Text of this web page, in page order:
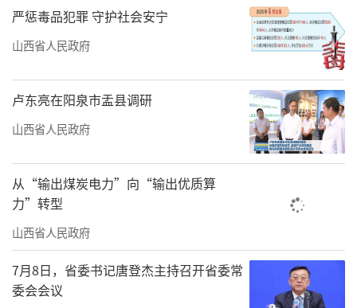
维。
会议由中国中西医结合学会主办，山西中
医药大学、中国中西医结合学会风湿类疾病专
业委员会、山西省中西医结合学会风湿病专业
委员会、中国中药协会风湿免疫病药物研究专
业委员会联合承办。会议共设五个会场，分别
从临床研究、基础研究、慢病管理与护理研究
等方面总结成果、交流经验，主要涉及风湿免
疫性疾病中西医结合临床研究进展等内容。
“这次年会聚焦风湿免疫性疾病的中西医
结合防治研究的新进展和创新成果，会议论文
严惩毒品犯罪 守护社会安宁
山西省人民政府
卢东亮在阳泉市盂县调研
山西省人民政府
从“输出煤炭电力”向“输出优质算
力”转型
山西省人民政府
7月8日，省委书记唐登杰主持召开省委常
委会会议